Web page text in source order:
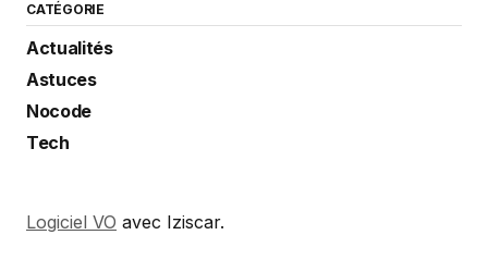
CATÉGORIE
Actualités
Astuces
Nocode
Tech
Logiciel VO avec Iziscar.